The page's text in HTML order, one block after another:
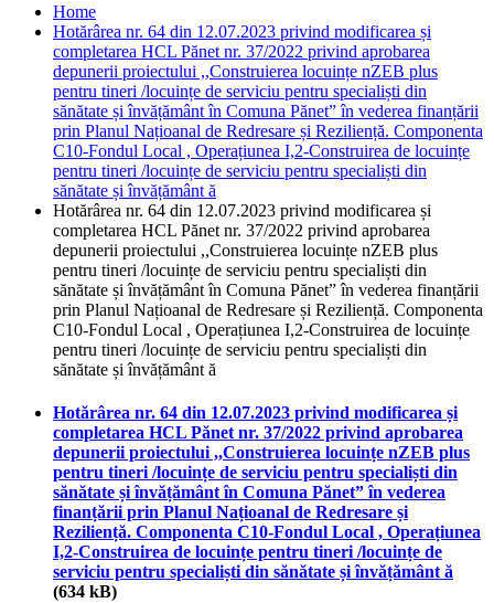
Home
Hotărârea nr. 64 din 12.07.2023 privind modificarea și
completarea HCL Pănet nr. 37/2022 privind aprobarea
depunerii proiectului ,,Construierea locuințe nZEB plus
pentru tineri /locuințe de serviciu pentru specialiști din
sănătate și învățământ în Comuna Pănet” în vederea finanțării
prin Planul Națioanal de Redresare și Reziliență. Componenta
C10-Fondul Local , Operațiunea I,2-Construirea de locuințe
pentru tineri /locuințe de serviciu pentru specialiști din
sănătate și învățământ ă
Hotărârea nr. 64 din 12.07.2023 privind modificarea și
completarea HCL Pănet nr. 37/2022 privind aprobarea
depunerii proiectului ,,Construierea locuințe nZEB plus
pentru tineri /locuințe de serviciu pentru specialiști din
sănătate și învățământ în Comuna Pănet” în vederea finanțării
prin Planul Națioanal de Redresare și Reziliență. Componenta
C10-Fondul Local , Operațiunea I,2-Construirea de locuințe
pentru tineri /locuințe de serviciu pentru specialiști din
sănătate și învățământ ă
Hotărârea nr. 64 din 12.07.2023 privind modificarea și
completarea HCL Pănet nr. 37/2022 privind aprobarea
depunerii proiectului ,,Construierea locuințe nZEB plus
pentru tineri /locuințe de serviciu pentru specialiști din
sănătate și învățământ în Comuna Pănet” în vederea
finanțării prin Planul Națioanal de Redresare și
Reziliență. Componenta C10-Fondul Local , Operațiunea
I,2-Construirea de locuințe pentru tineri /locuințe de
serviciu pentru specialiști din sănătate și învățământ ă
(634 kB)